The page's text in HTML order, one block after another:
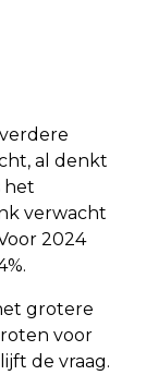
al denkt
het
verwacht
2024
grotere
voor
de vraag.